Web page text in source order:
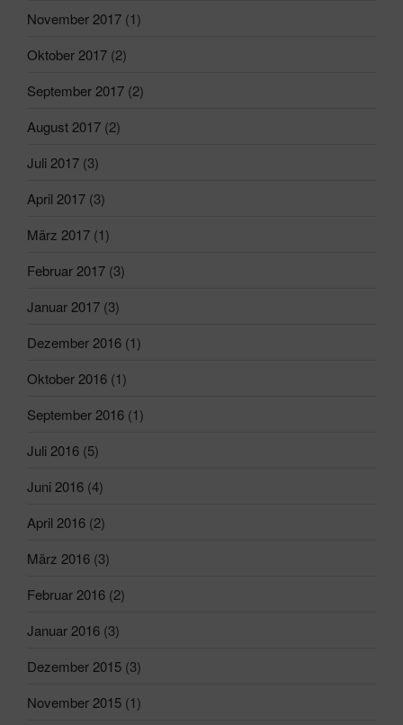
November 2017 (1)
Oktober 2017 (2)
September 2017 (2)
August 2017 (2)
Juli 2017 (3)
April 2017 (3)
März 2017 (1)
Februar 2017 (3)
Januar 2017 (3)
Dezember 2016 (1)
Oktober 2016 (1)
September 2016 (1)
Juli 2016 (5)
Juni 2016 (4)
April 2016 (2)
März 2016 (3)
Februar 2016 (2)
Januar 2016 (3)
Dezember 2015 (3)
November 2015 (1)